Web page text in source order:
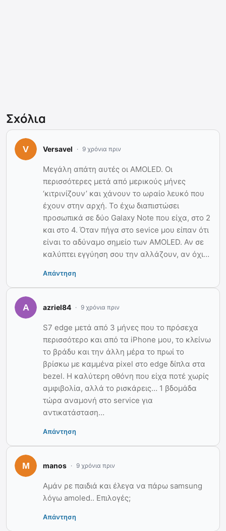
Σχόλια
Versavel 9 χρόνια πριν
Μεγάλη απάτη αυτές οι AMOLED. Οι
περισσότερες μετά από μερικούς μήνες
‘κιτρινίζουν’ και χάνουν το ωραίο λευκό που
έχουν στην αρχή. Το έχω διαπιστώσει
προσωπικά σε δύο Galaxy Note που είχα, στο 2
και στο 4. Όταν πήγα στο sevice μου είπαν ότι
είναι το αδύναμο σημείο των AMOLED. Αν σε
καλύπτει εγγύηση σου την αλλάζουν, αν όχι…
Απάντηση
azriel84 9 χρόνια πριν
S7 edge μετά από 3 μήνες που το πρόσεχα
περισσότερο και από τα iPhone μου, το κλείνω
το βράδυ και την άλλη μέρα το πρωί το
βρίσκω με καμμένα pixel στο edge δίπλα στα
bezel. Η καλύτερη οθόνη που είχα ποτέ χωρίς
αμφιβολία, αλλά το ρισκάρεις… 1 βδομάδα
τώρα αναμονή στο service για
αντικατάσταση…
Απάντηση
manos 9 χρόνια πριν
Αμάν ρε παιδιά και έλεγα να πάρω samsung
λόγω amoled.. Επιλογές;
Απάντηση